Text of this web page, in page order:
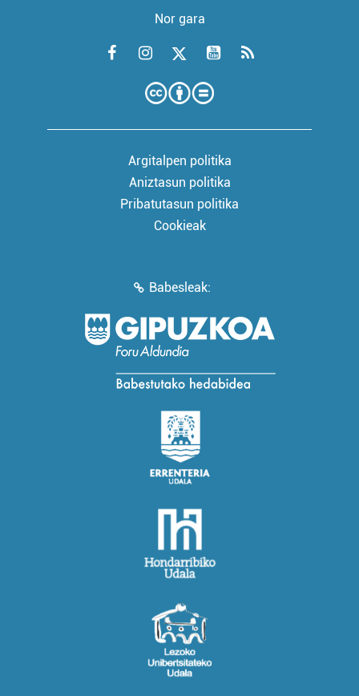
Nor gara
Argitalpen politika
Aniztasun politika
Pribatutasun politika
Cookieak
Babesleak: